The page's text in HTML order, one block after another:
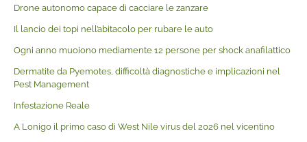
Drone autonomo capace di cacciare le zanzare
Il lancio dei topi nell’abitacolo per rubare le auto
Ogni anno muoiono mediamente 12 persone per shock anafilattico
Dermatite da Pyemotes, difficoltà diagnostiche e implicazioni nel
Pest Management
Infestazione Reale
A Lonigo il primo caso di West Nile virus del 2026 nel vicentino